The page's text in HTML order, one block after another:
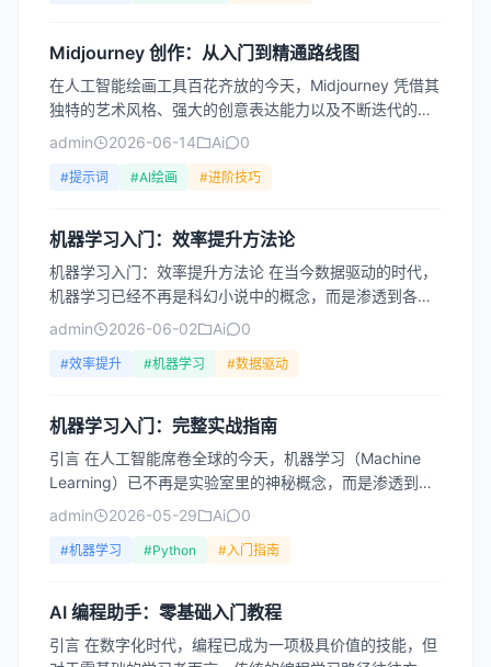
Midjourney 创作：从入门到精通路线图
在人工智能绘画工具百花齐放的今天，Midjourney 凭借其
独特的艺术风格、强大的创意表达能力以及不断迭代的技
术，成为了无数设计师、艺术家和爱好者手中的“魔法...
admin 2026-06-14 Ai 0
#提示词 #AI绘画 #进阶技巧
机器学习入门：效率提升方法论
机器学习入门：效率提升方法论 在当今数据驱动的时代，
机器学习已经不再是科幻小说中的概念，而是渗透到各行
各业的核心技术之一。无论是电商平台的推荐系统、医疗
admin 2026-06-02 Ai 0
#效率提升 #机器学习 #数据驱动
机器学习入门：完整实战指南
引言 在人工智能席卷全球的今天，机器学习（Machine
Learning）已不再是实验室里的神秘概念，而是渗透到我
们日常生活的方方面面——从手机相册的人脸识别...
admin 2026-05-29 Ai 0
#机器学习 #Python #入门指南
AI 编程助手：零基础入门教程
引言 在数字化时代，编程已成为一项极具价值的技能，但